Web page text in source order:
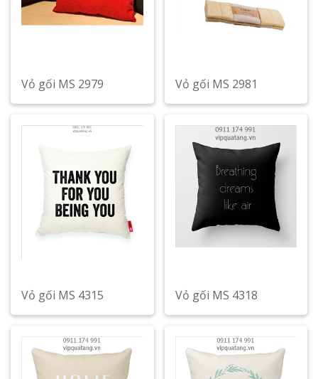
Vỏ gối MS 2979
Xem chi tiết
Vỏ gối MS 2981
Xem chi tiết
Vỏ gối MS 4315
Xem chi tiết
Vỏ gối MS 4318
Xem chi tiết